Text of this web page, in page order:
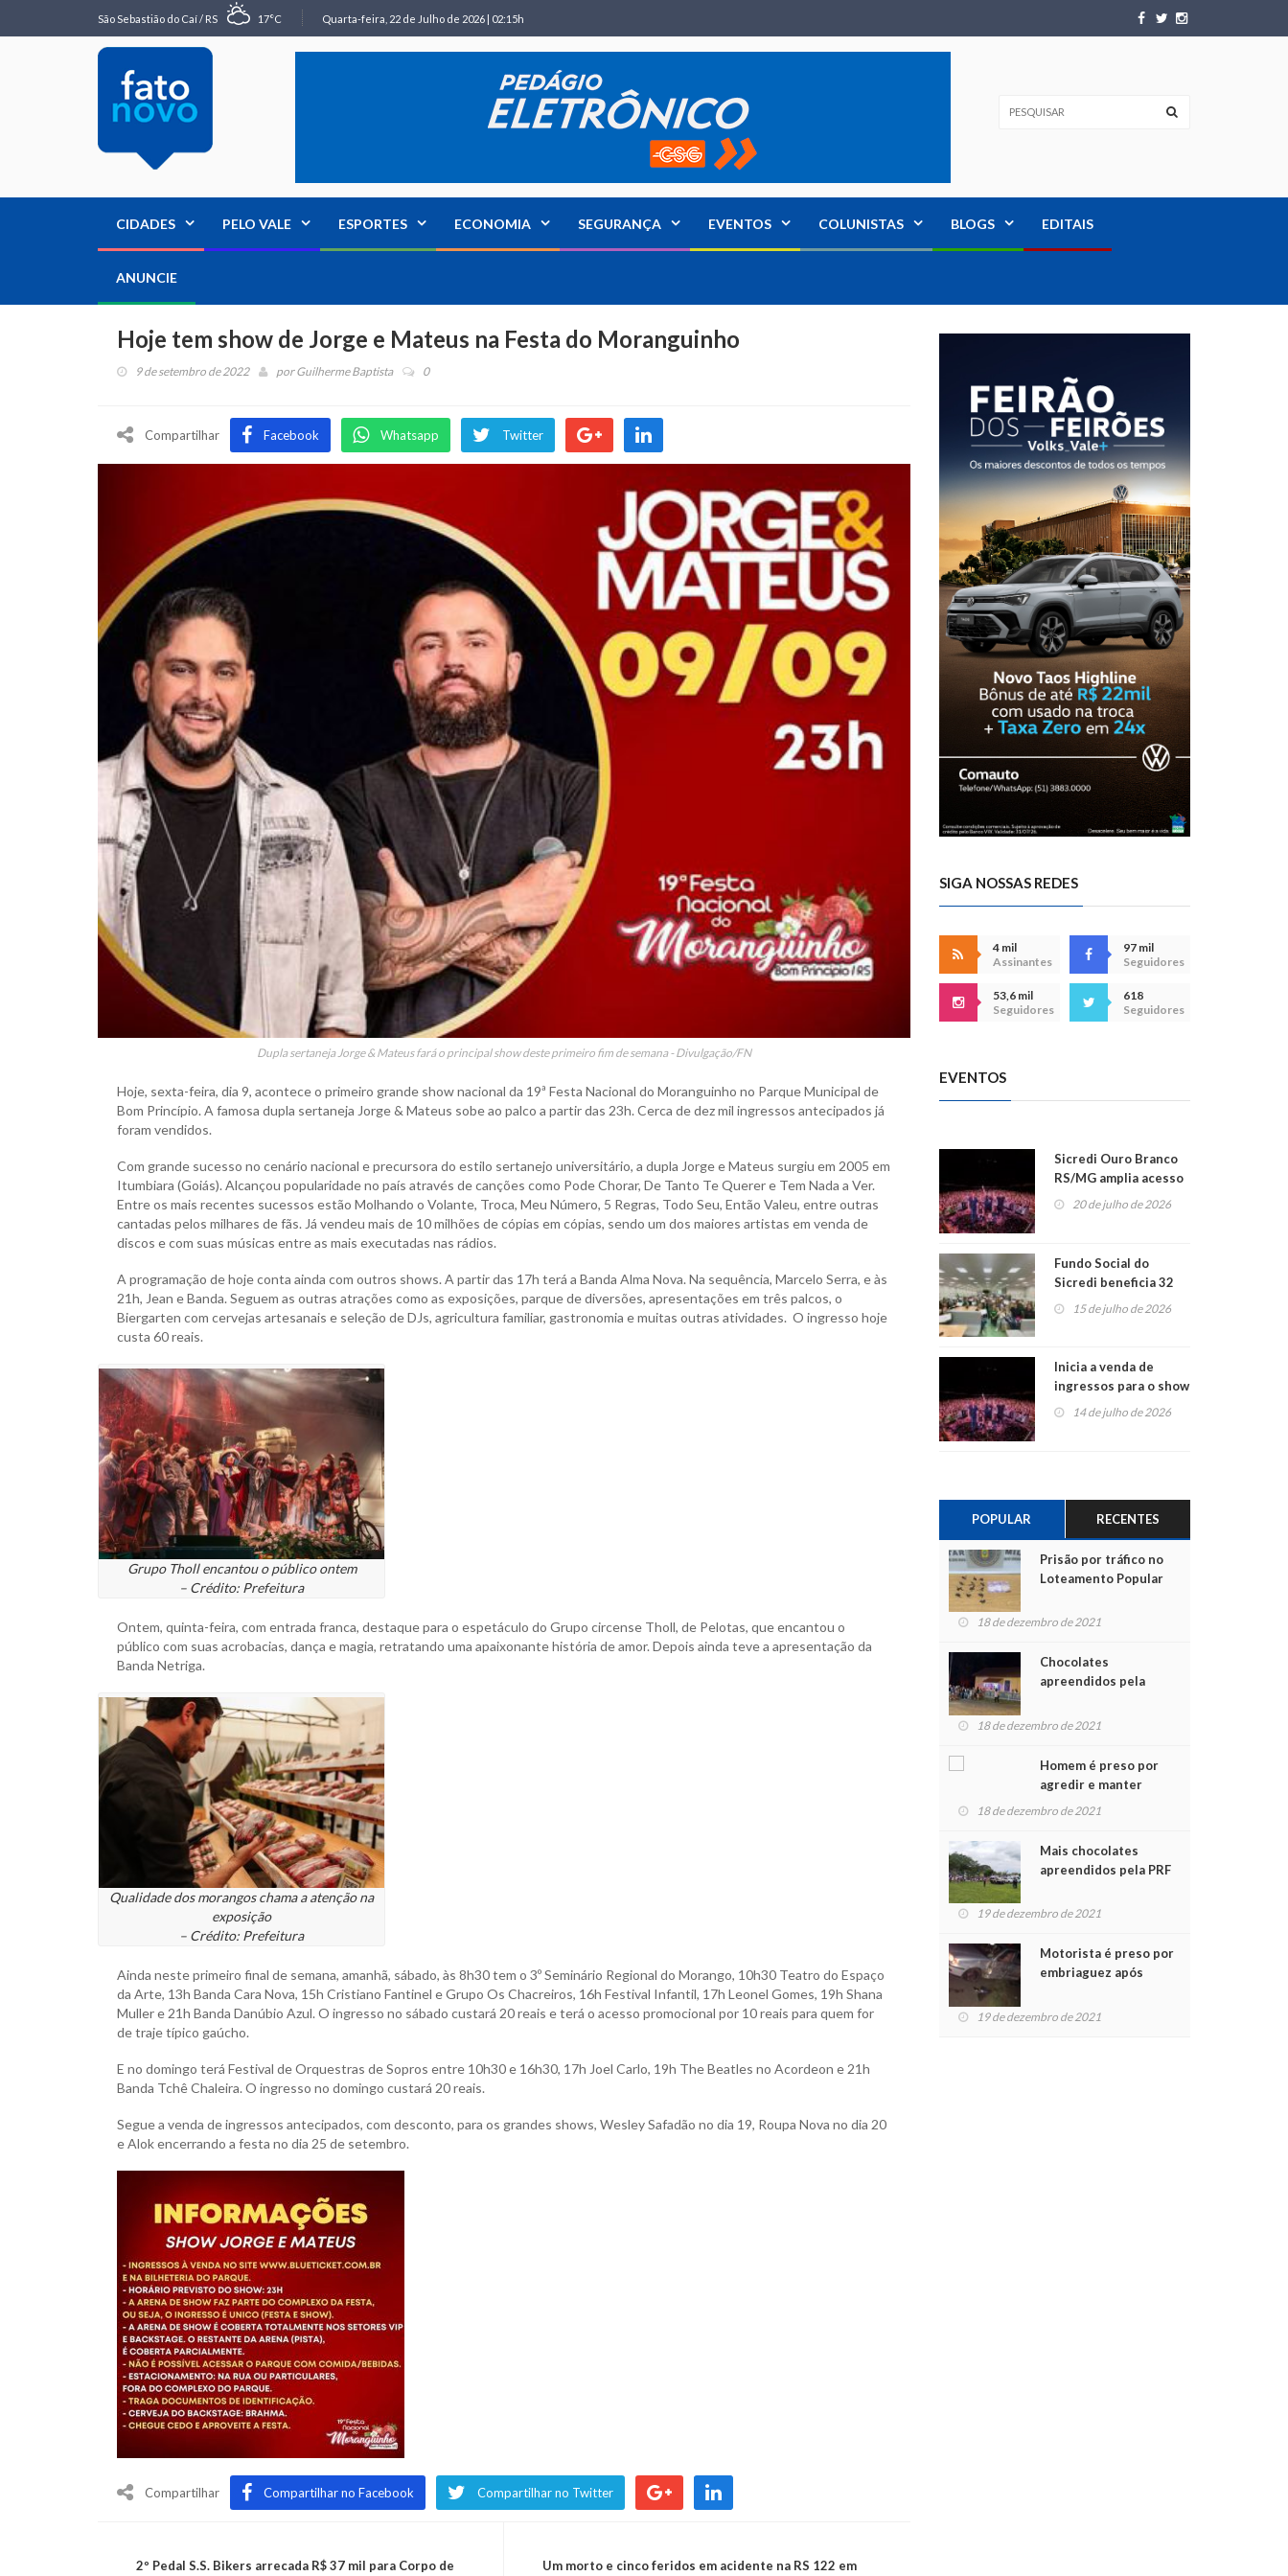
São Sebastião do Caí / RS 17°C Quarta-feira, 22 de Julho de 2026 | 02:15h
CIDADES PELO VALE ESPORTES ECONOMIA SEGURANÇA EVENTOS COLUNISTAS BLOGS EDITAIS
ANUNCIE
Hoje tem show de Jorge e Mateus na Festa do Moranguinho
9 de setembro de 2022 porGuilherme Baptista 0
Compartilhar Facebook Whatsapp Twitter
Dupla sertaneja Jorge & Mateus fará o principal show deste primeiro fim de semana - Divulgação/FN
Hoje, sexta-feira, dia 9, acontece o primeiro grande show nacional da 19ª Festa Nacional do Moranguinho no Parque Municipal de
Bom Princípio. A famosa dupla sertaneja Jorge & Mateus sobe ao palco a partir das 23h. Cerca de dez mil ingressos antecipados já
foram vendidos.
Com grande sucesso no cenário nacional e precursora do estilo sertanejo universitário, a dupla Jorge e Mateus surgiu em 2005 em
Itumbiara (Goiás). Alcançou popularidade no país através de canções como Pode Chorar, De Tanto Te Querer e Tem Nada a Ver.
Entre os mais recentes sucessos estão Molhando o Volante, Troca, Meu Número, 5 Regras, Todo Seu, Então Valeu, entre outras
cantadas pelos milhares de fãs. Já vendeu mais de 10 milhões de cópias em cópias, sendo um dos maiores artistas em venda de
discos e com suas músicas entre as mais executadas nas rádios.
A programação de hoje conta ainda com outros shows. A partir das 17h terá a Banda Alma Nova. Na sequência, Marcelo Serra, e às
21h, Jean e Banda. Seguem as outras atrações como as exposições, parque de diversões, apresentações em três palcos, o
Biergarten com cervejas artesanais e seleção de DJs, agricultura familiar, gastronomia e muitas outras atividades. O ingresso hoje
custa 60 reais.
Grupo Tholl encantou o público ontem
– Crédito: Prefeitura
Ontem, quinta-feira, com entrada franca, destaque para o espetáculo do Grupo circense Tholl, de Pelotas, que encantou o
público com suas acrobacias, dança e magia, retratando uma apaixonante história de amor. Depois ainda teve a apresentação da
Banda Netriga.
Qualidade dos morangos chama a atenção na
exposição
– Crédito: Prefeitura
Ainda neste primeiro final de semana, amanhã, sábado, às 8h30 tem o 3º Seminário Regional do Morango, 10h30 Teatro do Espaço
da Arte, 13h Banda Cara Nova, 15h Cristiano Fantinel e Grupo Os Chacreiros, 16h Festival Infantil, 17h Leonel Gomes, 19h Shana
Muller e 21h Banda Danúbio Azul. O ingresso no sábado custará 20 reais e terá o acesso promocional por 10 reais para quem for
de traje típico gaúcho.
E no domingo terá Festival de Orquestras de Sopros entre 10h30 e 16h30, 17h Joel Carlo, 19h The Beatles no Acordeon e 21h
Banda Tchê Chaleira. O ingresso no domingo custará 20 reais.
Segue a venda de ingressos antecipados, com desconto, para os grandes shows, Wesley Safadão no dia 19, Roupa Nova no dia 20
e Alok encerrando a festa no dia 25 de setembro.
Compartilhar Compartilhar no Facebook Compartilhar no Twitter
2º Pedal S.S. Bikers arrecada R$ 37 mil para Corpo de
Um morto e cinco feridos em acidente na RS 122 em
SIGA NOSSAS REDES
4 mil
Assinantes
97 mil
Seguidores
53,6 mil
Seguidores
618
Seguidores
EVENTOS
Sicredi Ouro Branco
RS/MG amplia acesso
ao show dos 45 anos
20 de julho de 2026
Fundo Social do
Sicredi beneficia 32
projetos em
Montenegro
15 de julho de 2026
Inicia a venda de
ingressos para o show
do Jota Quest nos 45
14 de julho de 2026
POPULAR RECENTES
Prisão por tráfico no
Loteamento Popular
18 de dezembro de 2021
Chocolates
apreendidos pela
para crianças na
18 de dezembro de 2021
Homem é preso por
agredir e manter
mulher em cárcere
18 de dezembro de 2021
Mais chocolates
apreendidos pela PRF
crianças no Natal
19 de dezembro de 2021
Motorista é preso por
embriaguez após
feridos
19 de dezembro de 2021